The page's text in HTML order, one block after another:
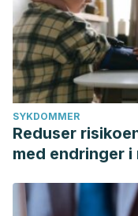
SYKDOMMER
Reduser
med endringer